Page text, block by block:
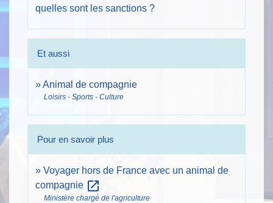
quelles sont les sanctions ?
Et aussi
Animal de compagnie
Loisirs - Sports - Culture
Pour en savoir plus
Voyager hors de France avec un animal de
compagnie open_in_new
Ministère chargé de l'agriculture